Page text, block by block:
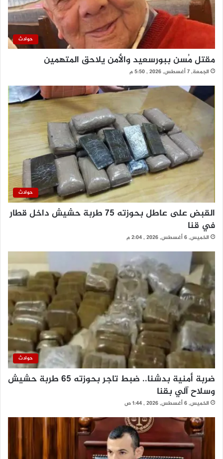
حوادث
مقتل مُسن ببورسعيد والأمن يلاحق المتهمين
الجمعة, 7 أغسطس, 2026 , 5:50 م
حوادث
القبض على عاطل بحوزته 75 طربة حشيش داخل قطار
في قنا
الخميس, 6 أغسطس, 2026 , 2:04 م
حوادث
ضربة أمنية بدشنا.. ضبط تاجر بحوزته 65 طربة حشيش
وسلاح آلي بقنا
الخميس, 6 أغسطس, 2026 , 1:44 ص